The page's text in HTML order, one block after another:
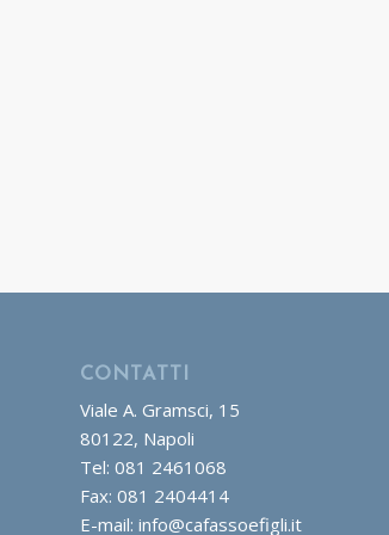
CONTATTI
Viale A. Gramsci, 15
80122, Napoli
Tel: 081 2461068
Fax: 081 2404414
E-mail: info@cafassoefigli.it